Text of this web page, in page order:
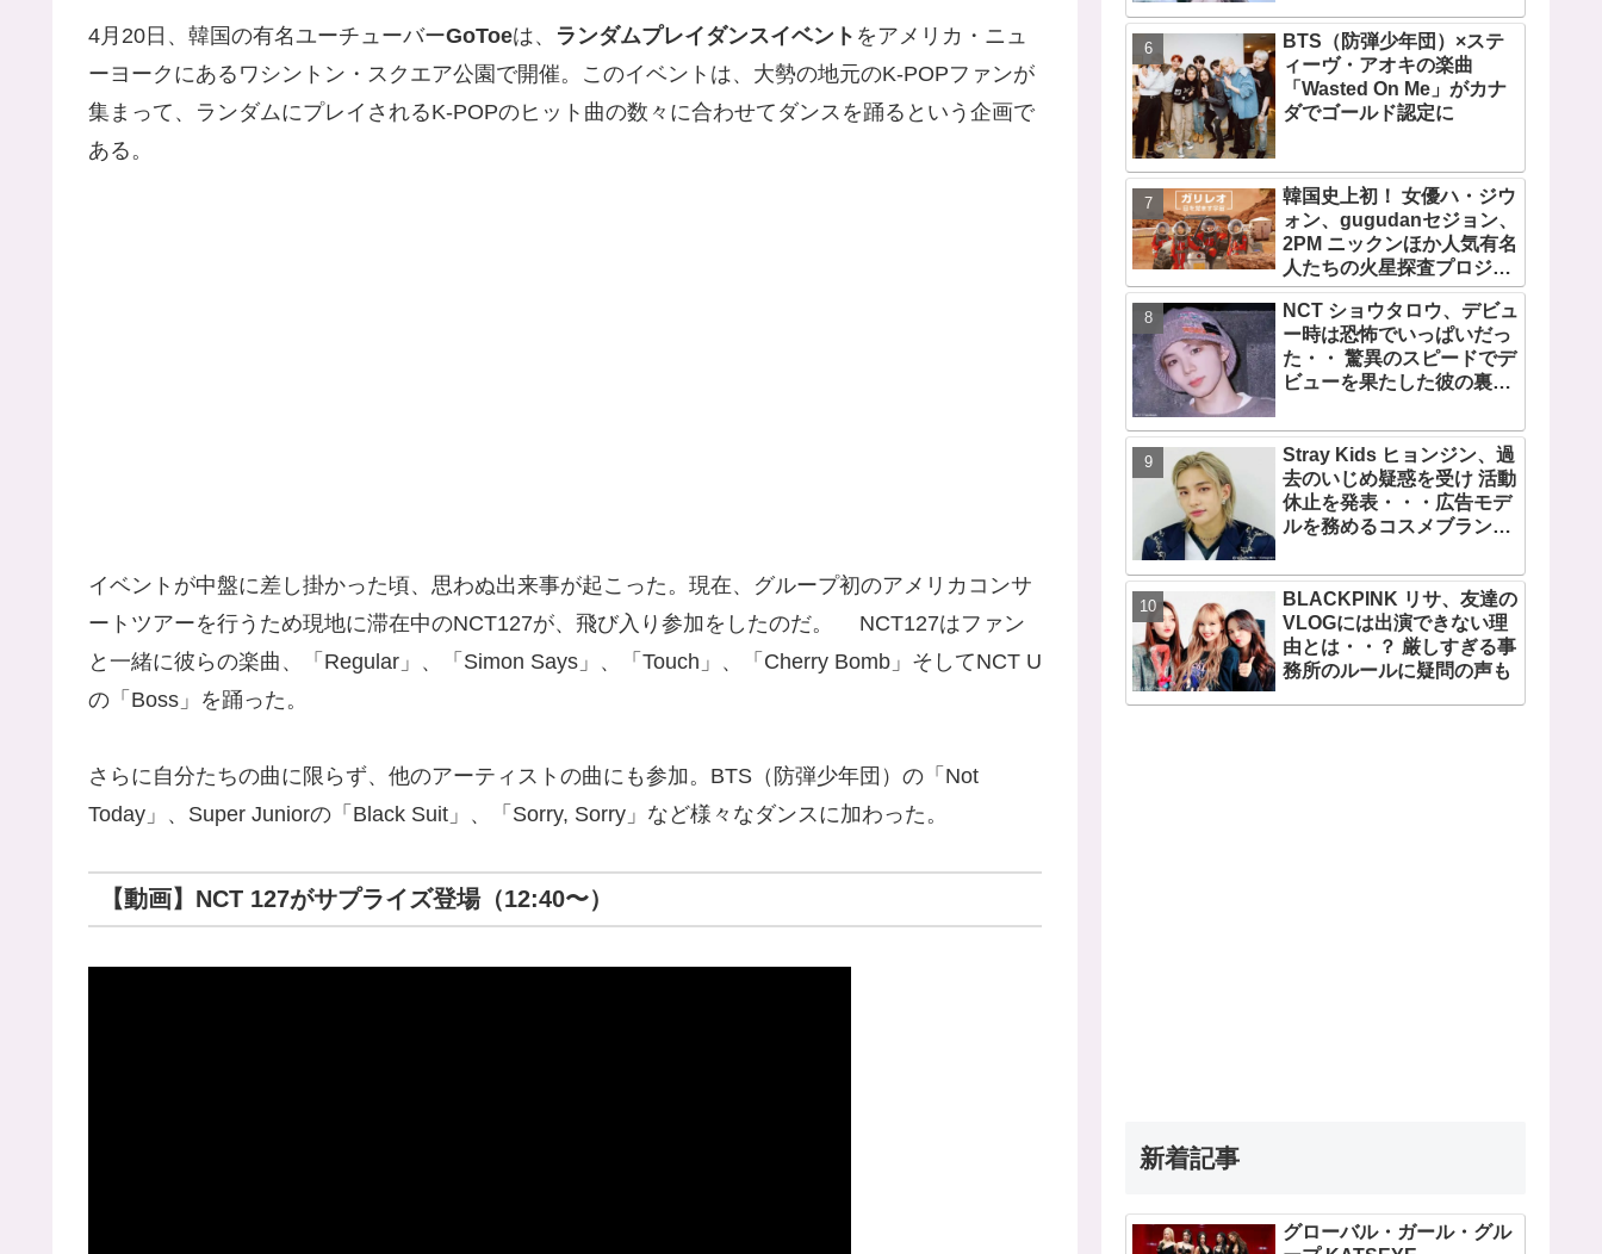
4月20日、韓国の有名ユーチューバーGoToeは、 ランダムプレイダンスイベント をアメリカ・ニュ
ーヨークにあるワシントン・スクエア公園で開催。このイベントは、大勢の地元のK-POPファンが
集まって、ランダムにプレイされるK-POPのヒット曲の数々に合わせてダンスを踊るという企画で
ある。
イベントが中盤に差し掛かった頃、思わぬ出来事が起こった。現在、グループ初のアメリカコンサ
ートツアーを行うため現地に滞在中のNCT127が、飛び入り参加をしたのだ。 NCT127はファン
と一緒に彼らの楽曲、「Regular」、「Simon Says」、「Touch」、「Cherry Bomb」そしてNCT U
の「Boss」を踊った。
さらに自分たちの曲に限らず、他のアーティストの曲にも参加。BTS（防弾少年団）の「Not
Today」、Super Juniorの「Black Suit」、「Sorry, Sorry」など様々なダンスに加わった。
【動画】NCT 127がサプライズ登場（12:40〜）
に努力を重ねる姿に称賛の
声続々
BTS（防弾少年団）×ステ
ィーヴ・アオキの楽曲
「Wasted On Me」がカナ
ダでゴールド認定に
韓国史上初！ 女優ハ・ジウ
ォン、gugudanセジョン、
2PM ニックンほか人気有名
人たちの火星探査プロジェ
クト！ 「ガリレオ 目を覚
ます宇宙」10月10日（水）
日本初放送決定
NCT ショウタロウ、デビュ
ー時は恐怖でいっぱいだっ
た・・ 驚異のスピードでデ
ビューを果たした彼の裏話
Stray Kids ヒョンジン、過
去のいじめ疑惑を受け 活動
休止を発表・・・広告モデ
ルを務めるコスメブランド
BLACKPINK リサ、友達の
VLOGには出演できない理
由とは・・？ 厳しすぎる事
務所のルールに疑問の声も
新着記事
グローバル・ガール・グル